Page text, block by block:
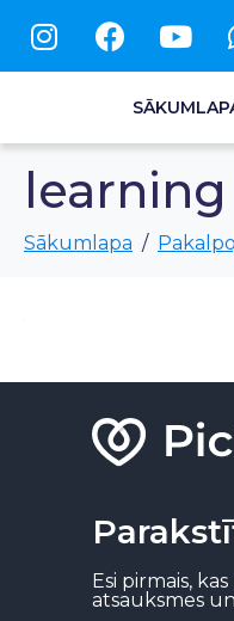
Sākumlapa
Esi pirmais,
atsauksmes